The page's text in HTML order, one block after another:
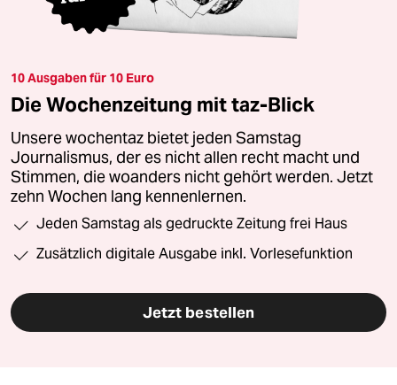
10 Ausgaben für 10 Euro
Die Wochenzeitung mit taz-Blick
Unsere wochentaz bietet jeden Samstag
Journalismus, der es nicht allen recht macht und
Stimmen, die woanders nicht gehört werden. Jetzt
zehn Wochen lang kennenlernen.
Jeden Samstag als gedruckte Zeitung frei Haus
Zusätzlich digitale Ausgabe inkl. Vorlesefunktion
Jetzt bestellen